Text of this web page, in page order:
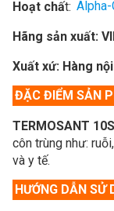
Hoạt chất:
Hãng sản xuất:
Xuất xứ: Hàng
ĐẶC ĐIỂM SẢN
TERMOSANT
côn trùng như:
và y tế.
HƯỚNG DẪN SỬ